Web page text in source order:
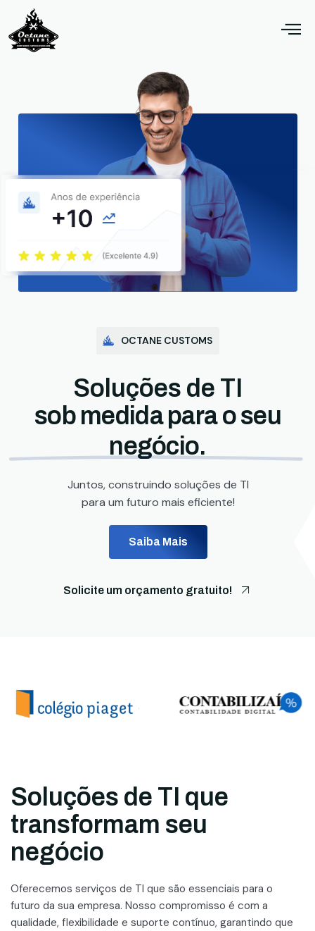
OCTANE CUSTOMS
Soluções de TI
sob medida para o seu
negócio.
Juntos, construindo soluções de TI
para um futuro mais eficiente!
Saiba Mais
Solicite um orçamento gratuito!
Soluções de TI que
transformam seu
negócio
Oferecemos serviços de TI que são essenciais para o
futuro da sua empresa. Nosso compromisso é com a
qualidade, flexibilidade e suporte contínuo, garantindo que